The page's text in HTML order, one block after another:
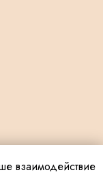
взаимодействие